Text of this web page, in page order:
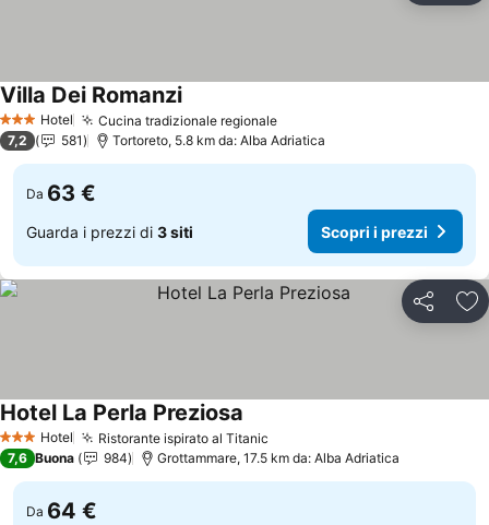
3 StelleHotel Cucina tradizionale regionale
Villa Dei Romanzi
7,2 581 Tortoreto, 5.8 km da: Alba Adriatica
Da 63 €
Guarda i prezzi di 3 siti Scopri i prezzi
Condividi
3 StelleHotel Ristorante ispirato al Titanic
Hotel La Perla Preziosa
7,6 Buona 984 Grottammare, 17.5 km da: Alba Adriatica
Da 64 €